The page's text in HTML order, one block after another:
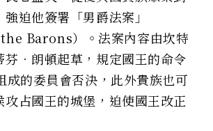
迫他簽署「男爵法案」
Barons）。法案內容由坎特
芬．朗頓起草，規定國王的命令
成的委員會否決，此外貴族也可
占國王的城堡，迫使國王改正